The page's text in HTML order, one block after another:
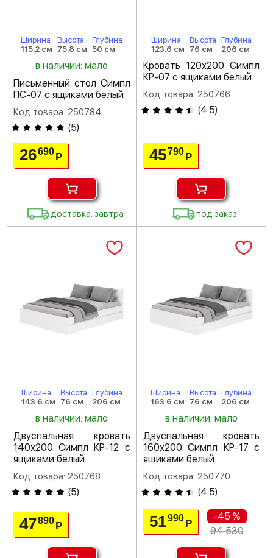
Ширина
115.2 см
Высота
75.8 см
Глубина
50 см
в наличии: мало
Письменный стол Симпл
ПС-07 с ящиками белый
Код товара: 250784
(5)
26690Р
доставка: завтра
Ширина
123.6 см
Высота
76 см
Глубина
206 см
Кровать 120х200 Симпл
КР-07 с ящиками белый
Код товара: 250766
(4.5)
45790 Р
под заказ
Ширина
143.6 см
Высота
76 см
Глубина
206 см
в наличии: мало
Двуспальная кровать
140х200 Симпл КР-12 с
ящиками белый
Код товара: 250768
(5)
47890Р
Ширина
163.6 см
Высота
76 см
Глубина
206 см
в наличии: мало
Двуспальная кровать
160х200 Симпл КР-17 с
ящиками белый
Код товара: 250770
(4.5)
51990 Р
-45 %
94 530